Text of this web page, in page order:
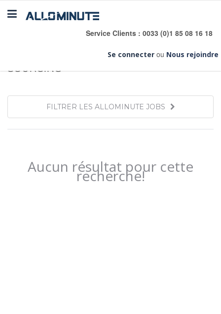
Toggle
navigation
Service Clients : 0033 (0)1 85 08 16 18
Se connecter ou Nous rejoindre
GESTION DES INDÉPENDANTS»
SOURCING
FILTRER LES ALLOMINUTE JOBS
Aucun résultat pour cette
recherche!